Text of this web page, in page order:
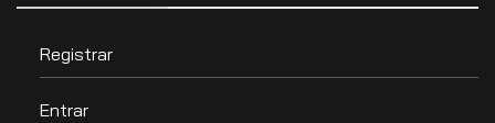
Registrar
Entrar